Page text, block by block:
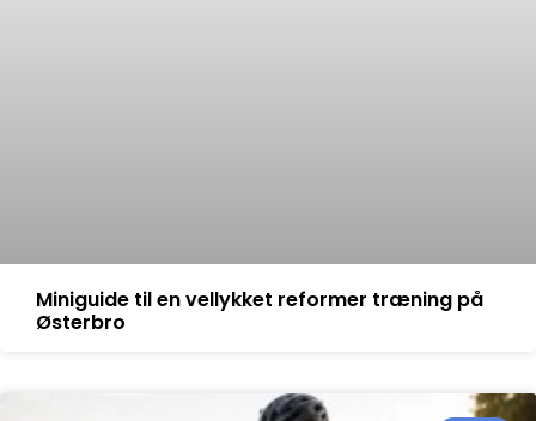
Miniguide til en vellykket reformer træning på
Østerbro